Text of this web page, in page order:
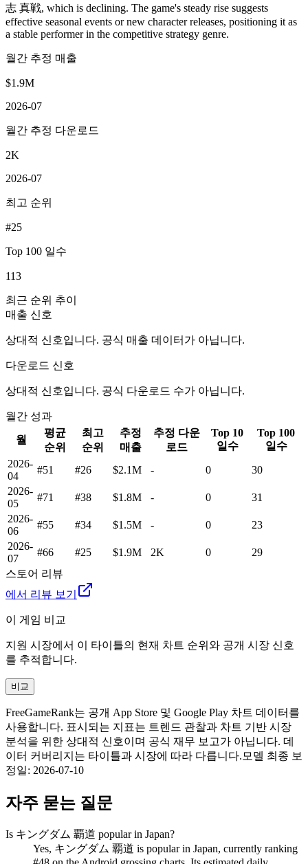
志 真戦, which is declining. The game's steady rise suggests
effective seasonal events or new character releases, positioning it as
a stable performer in the competitive strategy genre.
월간 추정 매출
$1.9M
2026-07
월간 추정 다운로드
2K
2026-07
최고 순위
#25
Top 100 일수
113
최근 순위 추이
매출 신호
상대적 신호입니다. 공식 매출 데이터가 아닙니다.
다운로드 신호
상대적 신호입니다. 공식 다운로드 수가 아닙니다.
월간 성과
월
평균
순위
최고
순위
추정
매출
추정 다운
로드
Top 10
일수
Top 100
일수
2026-
04
#51 #26 $2.1M - 0
30
2026-
05
#71 #38 $1.8M - 0
31
2026-
06
#55 #34 $1.5M - 0
23
2026-
07
#66 #25 $1.9M 2K 0
29
스토어 리뷰
에서 리뷰 보기
이 게임 비교
지원 시장에서 이 타이틀의 현재 차트 순위와 공개 시장 신호
를 추적합니다.
비교
FreeGameRank는 공개 App Store 및 Google Play 차트 데이터를
사용합니다. 표시되는 지표는 트렌드 관찰과 차트 기반 시장
분석을 위한 상대적 신호이며 공식 재무 보고가 아닙니다. 데
이터 커버리지는 타이틀과 시장에 따라 다릅니다. 모델 최종 보
정일: 2026-07-10
자주 묻는 질문
Is キングダム 覇道 popular in Japan?
Yes, キングダム 覇道 is popular in Japan, currently ranking